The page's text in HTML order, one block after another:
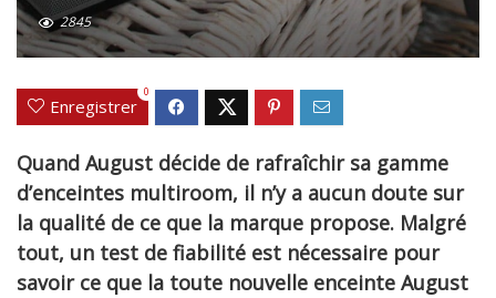
2845
Enregistrer
0
Quand August décide de rafraîchir sa gamme
d’enceintes multiroom, il n’y a aucun doute sur
la qualité de ce que la marque propose. Malgré
tout, un test de fiabilité est nécessaire pour
savoir ce que la toute nouvelle enceinte August